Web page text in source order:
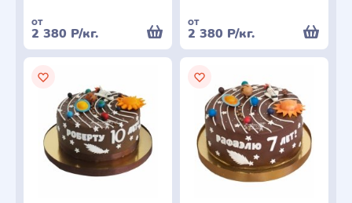
от
2 380 Р/кг.
от
2 380 Р/кг.